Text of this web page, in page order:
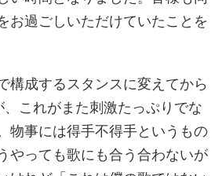
お過ごしいただけていたことを
構成するスタンスに変えてから
これがまた刺激たっぷりでな
物事には得手不得手というもの
やっても歌にも合う合わないが